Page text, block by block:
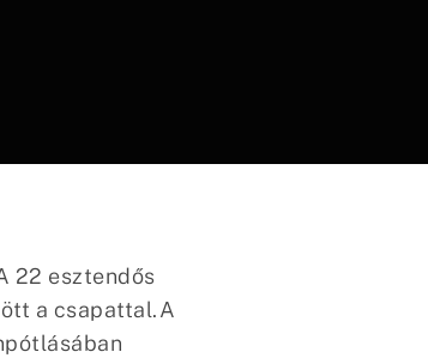
22 esztendős
a csapattal.A